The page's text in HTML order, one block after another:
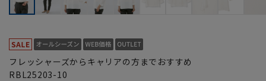
フレッシャーズからキャリアの方までおすすめ
RBL25203-10